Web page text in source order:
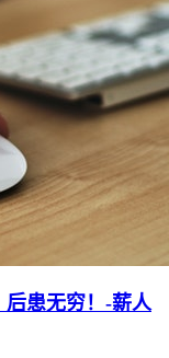
后患无穷！-薪人